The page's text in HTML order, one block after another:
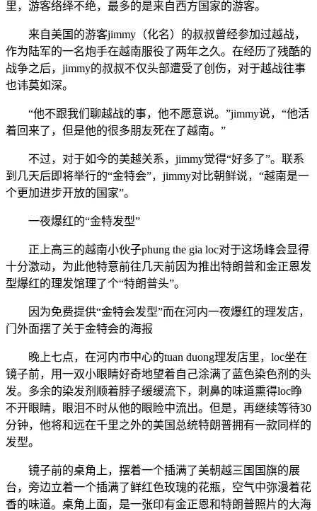
里，游客络绎不绝，最多的是来自西方国家的游客。
来自美国的游客jimmy（化名）的叔叔曾经参加过越战，
作为陆军的一名炮手在越南服役了两年之久。在经历了残酷的
战争之后，jimmy的叔叔不仅头部遭受了创伤，对于越战往事
也讳莫如深。
“他不跟我们聊越战的事，他不愿意说。”jimmy说，“他活
着回来了，但是他的很多朋友死在了越南。”
不过，对于如今的美越关系，jimmy觉得“好多了”。联系
到几天后即将举行的“金特会”，jimmy对比朝鲜说，“越南是一
个更加进步开放的国家”。
一夜爆红的“金特发型”
正上高三的越南小伙子phung the gia loc对于这场峰会显得
十分激动，为此他特意前往几天前因为推出特朗普和金正恩发
型爆红的理发馆理了个“特朗普头”。
因为免费提供“金特会发型”而在河内一夜爆红的理发店，
门外面摆了关于金特会的海报
晚上七点，在河内市中心的tuan duong理发店里，loc坐在
镜子前，用一双小眼睛好奇地望着自己涂满了蓝色染色剂的头
发。多余的染发剂顺着脖子缓缓流下，刺鼻的味道熏得loc睁
不开眼睛，眼泪不时从他的眼睑中流出。但是，再继续等待30
分钟，他将和远在千里之外的美国总统特朗普拥有一款同样的
发型。
镜子前的桌角上，摆着一个插满了美朝越三国国旗的展
台，旁边立着一个插满了鲜红色玫瑰的花瓶，空气中弥漫着花
香的味道。桌角上面，是一张印有金正恩和特朗普照片的大海